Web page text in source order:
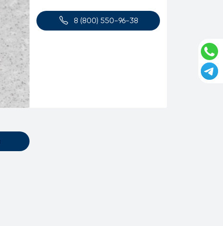
8 (800) 550-96-38